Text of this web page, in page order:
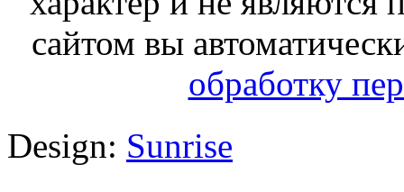
сайтом вы
обработку
Design: Sunrise